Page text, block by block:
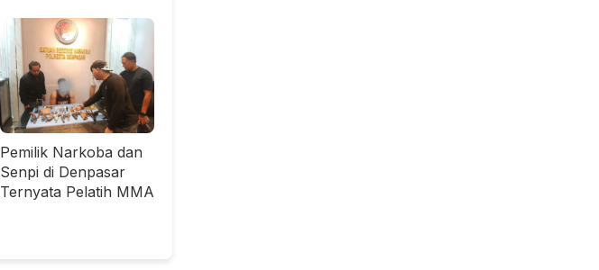
Pemilik Narkoba dan
Senpi di Denpasar
Ternyata Pelatih MMA